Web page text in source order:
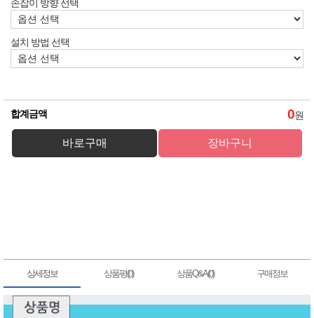
손잡이 방향 선택
설치 방법 선택
합계금액 0원
상세정보 상품평(0) 상품Q&A(0) 구매정보